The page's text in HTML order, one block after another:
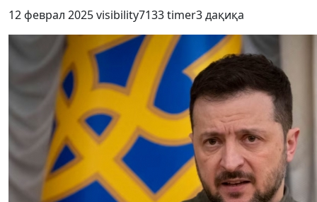
12 феврал 2025visibility7133timer3 дақиқа